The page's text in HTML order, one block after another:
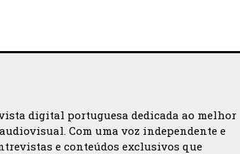
digital portuguesa dedicada ao melhor
Com uma voz independente e
e conteúdos exclusivos que